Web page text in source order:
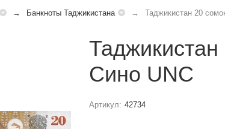
Банкноты Таджикистана Таджикистан 20
Сино UNC
Артикул: 42734